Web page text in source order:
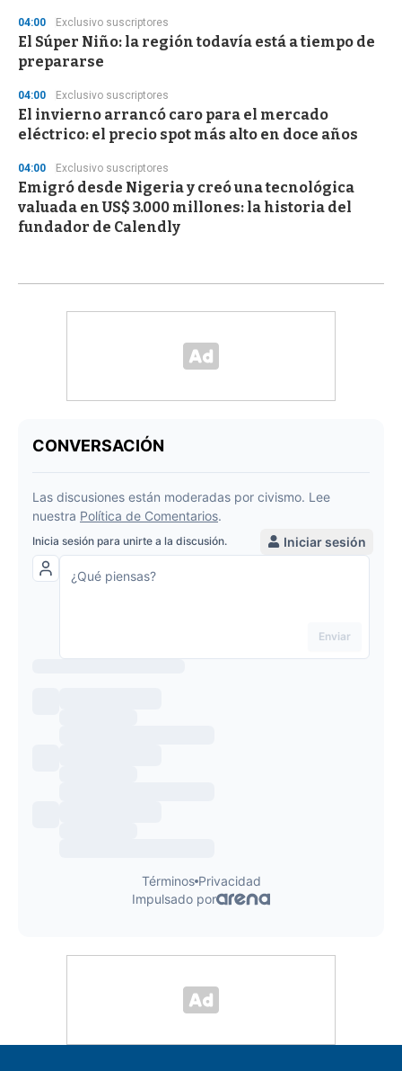
04:00 Exclusivo suscriptores
El Súper Niño: la región todavía está a tiempo de
prepararse
04:00 Exclusivo suscriptores
El invierno arrancó caro para el mercado
eléctrico: el precio spot más alto en doce años
04:00 Exclusivo suscriptores
Emigró desde Nigeria y creó una tecnológica
valuada en US$ 3.000 millones: la historia del
fundador de Calendly